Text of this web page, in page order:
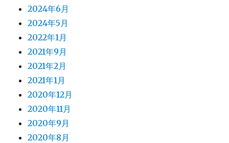
2024年6月
2024年5月
2022年1月
2021年9月
2021年2月
2021年1月
2020年12月
2020年11月
2020年9月
2020年8月